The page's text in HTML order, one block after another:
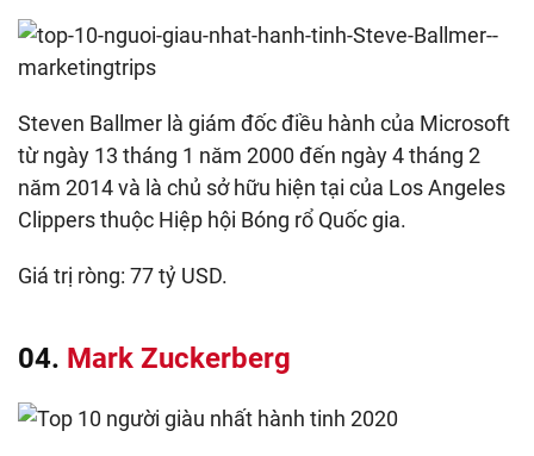
Steven Ballmer là giám đốc điều hành của Microsoft
từ ngày 13 tháng 1 năm 2000 đến ngày 4 tháng 2
năm 2014 và là chủ sở hữu hiện tại của Los Angeles
Clippers thuộc Hiệp hội Bóng rổ Quốc gia.
Giá trị ròng: 77 tỷ USD.
04. Mark Zuckerberg